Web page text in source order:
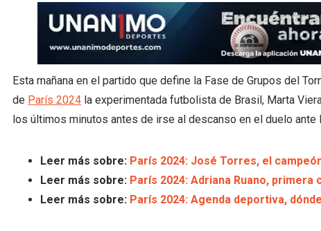
Esta mañana en el partido que define la Fase de Grupos del
de París 2024 la experimentada futbolista de Brasil, Marta
los últimos minutos antes de irse al descanso en el duelo ante
Leer más sobre: París 2024: José Torres, el
Leer más sobre: París 2024: Adriana Ruano, primera
Leer más sobre: París 2024: Agenda deportiva,